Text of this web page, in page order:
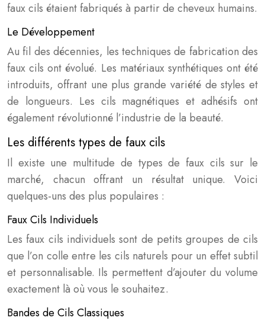
faux cils étaient fabriqués à partir de cheveux humains.
Le Développement
Au fil des décennies, les techniques de fabrication des
faux cils ont évolué. Les matériaux synthétiques ont été
introduits, offrant une plus grande variété de styles et
de longueurs. Les cils magnétiques et adhésifs ont
également révolutionné l’industrie de la beauté.
Les différents types de faux cils
Il existe une multitude de types de faux cils sur le
marché, chacun offrant un résultat unique. Voici
quelques-uns des plus populaires :
Faux Cils Individuels
Les faux cils individuels sont de petits groupes de cils
que l’on colle entre les cils naturels pour un effet subtil
et personnalisable. Ils permettent d’ajouter du volume
exactement là où vous le souhaitez.
Bandes de Cils Classiques